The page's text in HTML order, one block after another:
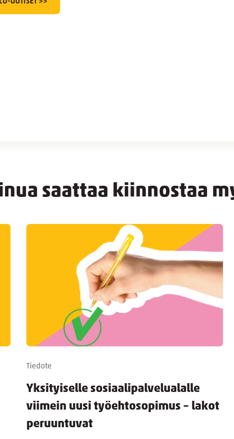
saattaa kiinnostaa
Tiedote
Yksityiselle sosiaalipalvelualalle
viimein uusi työehtosopimus – lakot
peruuntuvat